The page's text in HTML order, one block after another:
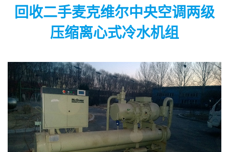
回收二手麦克维尔中央空调两级
压缩离心式冷水机组